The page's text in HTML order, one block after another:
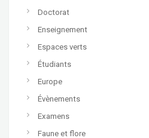
Doctorat
Enseignement
Espaces verts
Étudiants
Europe
Évènements
Examens
Faune et flore